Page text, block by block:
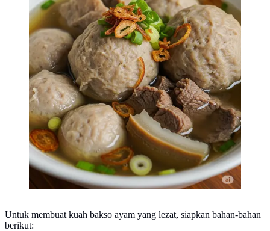
Untuk membuat kuah bakso ayam yang lezat, siapkan bahan-bahan
berikut: